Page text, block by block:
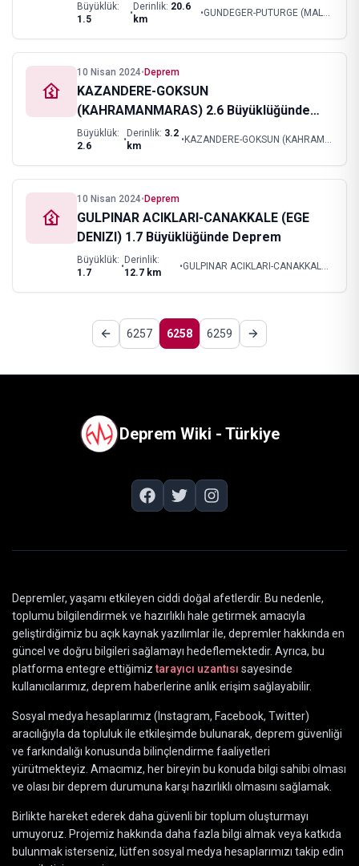
Büyüklük:
1.5
•
Derinlik: 20.6
km
• GUNDEGER-PUTURGE (MALATYA)
10 Nisan 2024• Deprem
KAZANDERE-GOKSUN
(KAHRAMANMARAS) 2.6 Büyüklüğünde
Deprem
Büyüklük:
2.6
•
Derinlik: 3.2
km
• KAZANDERE-GOKSUN (KAHRAMANMARAS)
10 Nisan 2024• Deprem
GULPINAR ACIKLARI-CANAKKALE (EGE
DENIZI) 1.7 Büyüklüğünde Deprem
Büyüklük:
1.7
•
Derinlik:
12.7km
• GULPINAR ACIKLARI-CANAKKALE (EGE DENIZI)
6257 6258 6259
Deprem Wiki - Türkiye
Depremler, yaşamı etkileyen ciddi doğal afetlerdir. Bu nedenle,
toplumu bilgilendirmek ve hazırlıklı hale getirmek amacıyla
geliştirdiğimiz bu açık kaynak yazılımlar ile, depremler hakkında en
güncel ve doğru bilgileri sağlamayı hedeflemektedir. Ayrıca, bu
platforma entegre ettiğimiz tarayıcı uzantısı sayesinde
kullanıcılarımız, deprem haberlerine anlık erişim sağlayabilir.
Sosyal medya hesaplarımız (Instagram, Facebook, Twitter)
aracılığıyla da topluluk ile etkileşimde bulunarak, deprem güvenliği
ve farkındalığı konusunda bilinçlendirme faaliyetleri
yürütmekteyiz. Amacımız, her bireyin bu konuda bilgi sahibi olması
ve olası bir deprem durumuna karşı hazırlıklı olmasını sağlamak.
Birlikte hareket ederek daha güvenli bir toplum oluşturmayı
umuyoruz. Projemiz hakkında daha fazla bilgi almak veya katkıda
bulunmak isterseniz, lütfen sosyal medya hesaplarımızı takip edin